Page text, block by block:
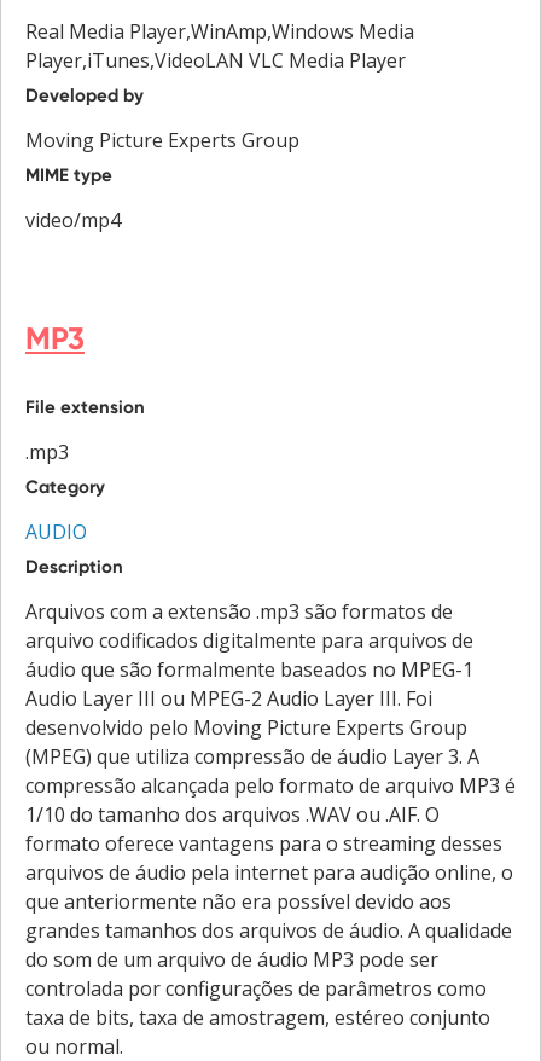
Real Media Player,WinAmp,Windows Media
Player,iTunes,VideoLAN VLC Media Player
Developed by
Moving Picture Experts Group
MIME type
video/mp4
MP3
File extension
.mp3
Category
AUDIO
Description
Arquivos com a extensão .mp3 são formatos de
arquivo codificados digitalmente para arquivos de
áudio que são formalmente baseados no MPEG-1
Audio Layer III ou MPEG-2 Audio Layer III. Foi
desenvolvido pelo Moving Picture Experts Group
(MPEG) que utiliza compressão de áudio Layer 3. A
compressão alcançada pelo formato de arquivo MP3 é
1/10 do tamanho dos arquivos .WAV ou .AIF. O
formato oferece vantagens para o streaming desses
arquivos de áudio pela internet para audição online, o
que anteriormente não era possível devido aos
grandes tamanhos dos arquivos de áudio. A qualidade
do som de um arquivo de áudio MP3 pode ser
controlada por configurações de parâmetros como
taxa de bits, taxa de amostragem, estéreo conjunto
ou normal.